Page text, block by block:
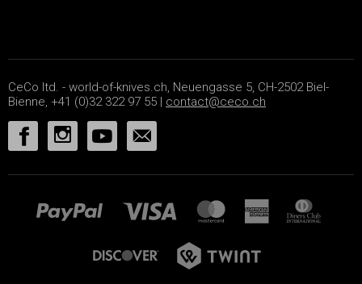
CeCo ltd. - world-of-knives.ch, Neuengasse 5, CH-2502 Biel-
Bienne, +41 (0)32 322 97 55 | contact@ceco.ch